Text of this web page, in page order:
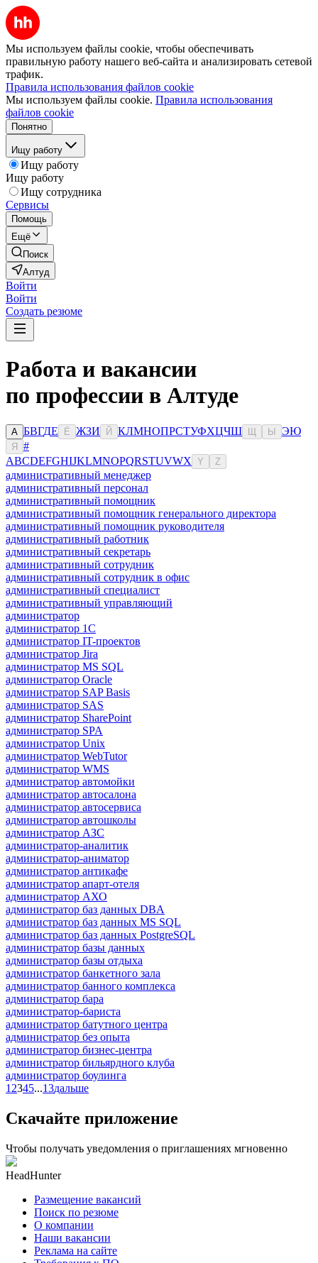
Мы используем файлы cookie, чтобы обеспечивать
правильную работу нашего веб-сайта и анализировать сетевой
трафик.
Правила использования файлов cookie
Мы используем файлы cookie. Правила использования
файлов cookie
Понятно
Ищу работу
Ищу работу
Ищу работу
Ищу сотрудника
Сервисы
Помощь
Ещё
Поиск
Алтуд
Войти
Войти
Создать резюме
Работа и вакансии
по профессии в Алтуде
А БВГДЕ Ё ЖЗИ Й КЛМНОПРСТУФХЦЧШ Ы ЭЮ
Я
#
ABCDEFGHIJKLMNOPQRSTUVWX Y Z
административный менеджер
административный персонал
административный помощник
административный помощник генерального директора
административный помощник руководителя
административный работник
административный секретарь
административный сотрудник
административный сотрудник в офис
административный специалист
административный управляющий
администратор
администратор 1С
администратор IT-проектов
администратор Jira
администратор MS SQL
администратор Oracle
администратор SAP Basis
администратор SAS
администратор SharePoint
администратор SPA
администратор Unix
администратор WebTutor
администратор WMS
администратор автомойки
администратор автосалона
администратор автосервиса
администратор автошколы
администратор АЗС
администратор-аналитик
администратор-аниматор
администратор антикафе
администратор апарт-отеля
администратор АХО
администратор баз данных DBA
администратор баз данных MS SQL
администратор баз данных PostgreSQL
администратор базы данных
администратор базы отдыха
администратор банкетного зала
администратор банного комплекса
администратор бара
администратор-бариста
администратор батутного центра
администратор без опыта
администратор бизнес-центра
администратор бильярдного клуба
администратор боулинга
1 2345...13дальше
Скачайте приложение
Чтобы получать уведомления о приглашениях мгновенно
HeadHunter
Размещение вакансий
Поиск по резюме
О компании
Наши вакансии
Реклама на сайте